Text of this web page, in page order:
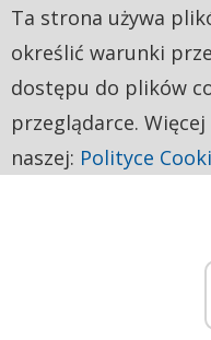
Ta strona używa
określić warunki
dostępu do plików
przeglądarce.
naszej: Polityce